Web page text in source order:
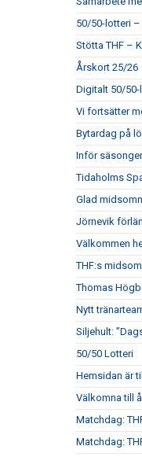
50/50-lotteri
Stötta THF –
Årskort 25/26
Digitalt 50/
Vi fortsätter
Bytardag på
Inför
Tidaholms
Glad
Jörnevik
Välkommen
THF:s
Thomas
Nytt
Siljehult:
50/50 Lotteri
Hemsidan är
Välkomna till
Matchdag:
Matchdag: